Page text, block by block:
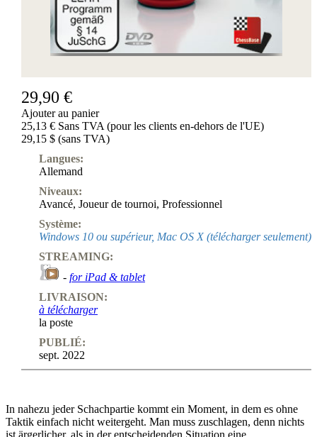
29,90 €
Ajouter au panier
25,13 € Sans TVA (pour les clients en-dehors de l'UE)
29,15 $ (sans TVA)
Langues:
Allemand
Niveaux:
Avancé, Joueur de tournoi, Professionnel
Système:
Windows 10 ou supérieur, Mac OS X (télécharger seulement)
STREAMING:
- for iPad & tablet
LIVRAISON:
à télécharger
la poste
PUBLIÉ:
sept. 2022
In nahezu jeder Schachpartie kommt ein Moment, in dem es ohne
Taktik einfach nicht weitergeht. Man muss zuschlagen, denn nichts